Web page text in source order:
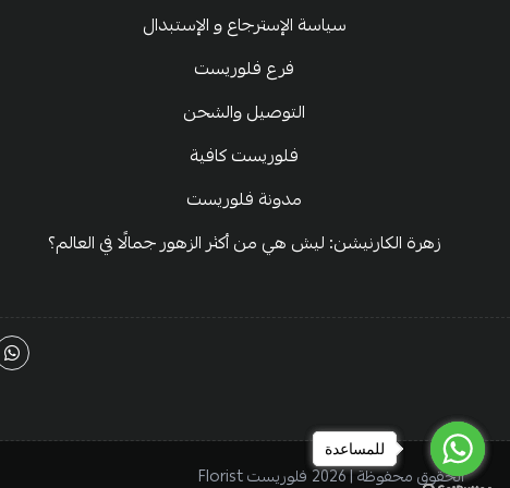
سياسة الإسترجاع و الإستبدال
فرع فلوريست
التوصيل والشحن
فلوريست كافية
مدونة فلوريست
زهرة الكارنيشن: ليش هي من أكثر الزهور جمالًا في العالم؟
الحقوق محفوظة | 2026 فلوريست Florist
للمساعدة
للمساعدة
للمساعدة